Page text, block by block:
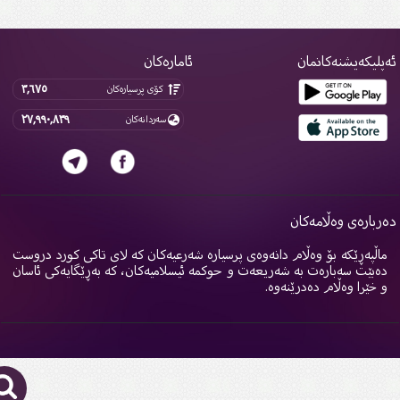
ئامارەکان
کۆی پرسیارەکان ٣,٦٧٥
سەردانەکان ٢٧,٩٩٠,٨٣٩
وەڵامەکان
ماڵپەڕێکە بۆ وەڵام دانەوەی پرسیارە شەرعیەکان کە لای تاکی کورد دروست
دەبێت سەبارەت بە شەریعەت و حوکمە ئیسلامیەکان، کە بەڕێگایەکی ئاسان
و خێرا وەڵام دەدرێنەوە.